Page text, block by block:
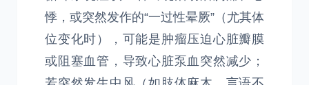
悸，或突然发作的“一过性晕厥”（尤其体
位变化时），可能是肿瘤压迫心脏瓣膜
或阻塞血管，导致心脏泵血突然减少；